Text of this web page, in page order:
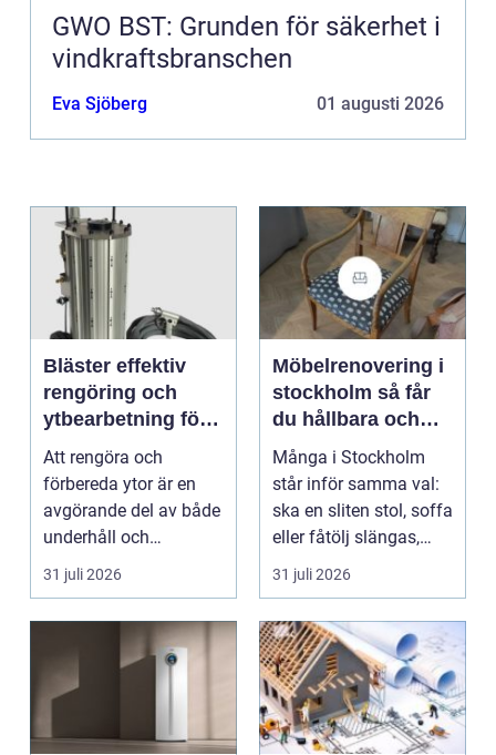
GWO BST: Grunden för säkerhet i
vindkraftsbranschen
Eva Sjöberg 01 augusti 2026
Bläster effektiv
rengöring och
ytbearbetning för
proffs och
hantverkare
Att rengöra och
förbereda ytor är en
avgörande del av både
underhåll och
renovering. Färg, rost,
smu...
31 juli 2026
Möbelrenovering i
stockholm så får
du hållbara och
vackra möbler
Många i Stockholm
står inför samma val:
ska en sliten stol, soffa
eller fåtölj slängas,
säljas billi...
31 juli 2026